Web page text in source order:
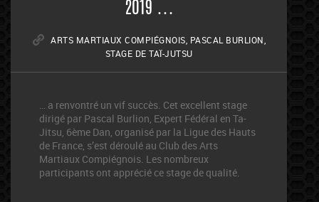
2019 …
ARTS MARTIAUX COMPIÉGNOIS PASCAL BURLION
STAGE DE TAÏ-JUTSU
… a renvontré un vif succès. Cet excellent stage
dirigé par Pascal Burlion, Expert Fédéral en Ta-
Jitsu, 6ème Dan, organisé par la Ligue des Hauts
de France, s’est déroulé au Club des Arts
Martiaux Compiégnois. Les nombreux
participants ont apprécié ce stage de qualité.